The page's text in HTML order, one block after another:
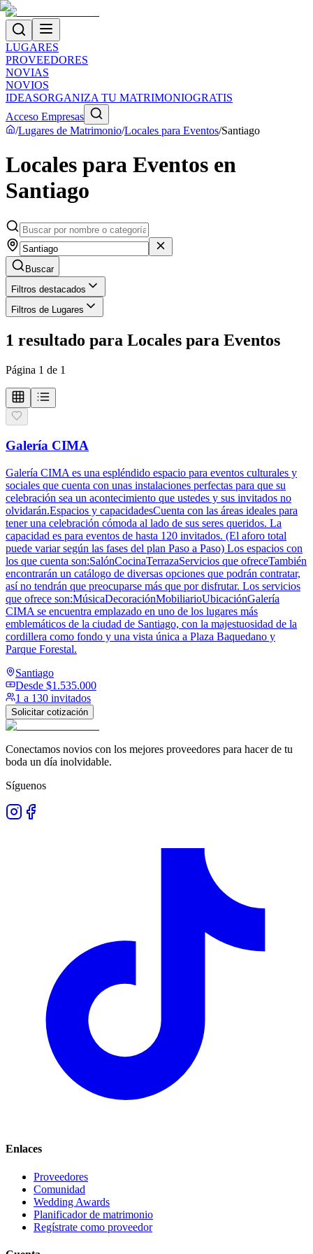
LUGARES
PROVEEDORES
NOVIAS
NOVIOS
IDEASORGANIZA TU MATRIMONIOGRATIS
Acceso Empresas
/Lugares de Matrimonio/Locales para Eventos/Santiago
Locales para Eventos en
Santiago
Buscar
Filtros destacados
Filtros de Lugares
1 resultado para Locales para Eventos
Página 1 de 1
Galería CIMA
Galería CIMA es una espléndido espacio para eventos culturales y
sociales que cuenta con unas instalaciones perfectas para que su
celebración sea un acontecimiento que ustedes y sus invitados no
olvidarán.Espacios y capacidadesCuenta con las áreas ideales para
tener una celebración cómoda al lado de sus seres queridos. La
capacidad es para eventos de hasta 120 invitados. (El aforo total
puede variar según las fases del plan Paso a Paso) Los espacios con
los que cuenta son:SalónCocinaTerrazaServicios que ofreceTambién
encontrarán un catálogo de diversas opciones que podrán contratar,
así no tendrán que preocuparse más que por disfrutar. Los servicios
que ofrece son:MúsicaDecoraciónMobiliarioUbicaciónGalería
CIMA se encuentra emplazado en uno de los lugares más
emblemáticos de la ciudad de Santiago, con la majestuosidad de la
cordillera como fondo y una vista única a Plaza Baquedano y
Parque Forestal.
Santiago
Desde $1.535.000
1 a 130 invitados
Solicitar cotización
Conectamos novios con los mejores proveedores para hacer de tu
boda un día inolvidable.
Síguenos
Enlaces
Proveedores
Comunidad
Wedding Awards
Planificador de matrimonio
Regístrate como proveedor